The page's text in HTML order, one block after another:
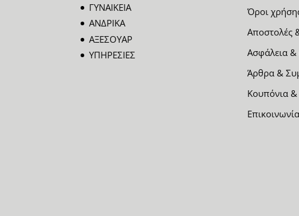
ΓΥΝΑΙΚΕΙΑ
ΑΝΔΡΙΚΑ
ΑΞΕΣΟΥΑΡ
ΥΠΗΡΕΣΙΕΣ
Όροι
Αποστολές
Ασφάλεια
Άρθρα &
Κουπόνια &